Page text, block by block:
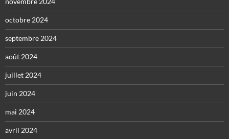
octobre 2024
septembre 2024
août 2024
juillet 2024
juin 2024
mai 2024
avril 2024